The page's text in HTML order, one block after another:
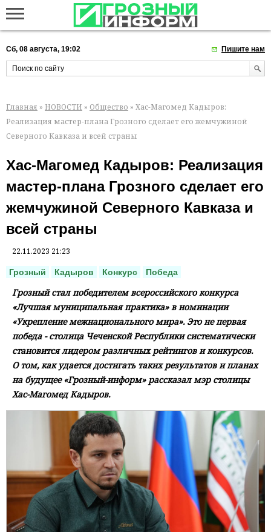
Сб, 08 августа, 19:02 Пишите нам
Главная » НОВОСТИ » Общество » Хас-Магомед Кадыров:
Реализация мастер-плана Грозного сделает его жемчужиной
Северного Кавказа и всей страны
Хас-Магомед Кадыров: Реализация
мастер-плана Грозного сделает его
жемчужиной Северного Кавказа и
всей страны
22.11.2023 21:23
Грозный Кадыров Конкурс Победа
Грозный стал победителем всероссийского конкурса
«Лучшая муниципальная практика» в номинации
«Укрепление межнационального мира». Это не первая
победа - столица Чеченской Республики систематически
становится лидером различных рейтингов и конкурсов.
О том, как удается достигать таких результатов и планах
на будущее «Грозный-информ» рассказал мэр столицы
Хас-Магомед Кадыров.